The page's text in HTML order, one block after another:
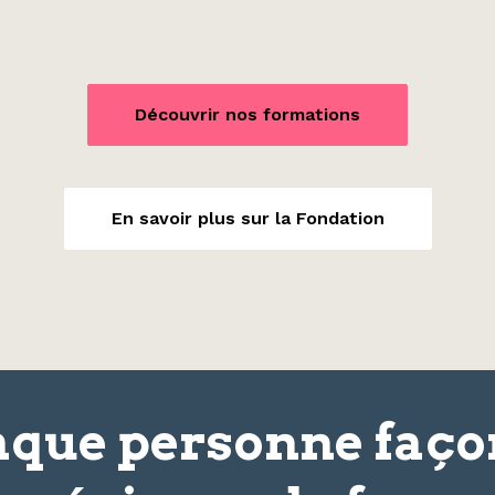
Découvrir nos formations
En savoir plus sur la Fondation
personne